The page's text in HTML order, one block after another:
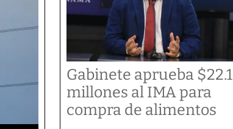
Gabinete aprueba $22.1
millones al IMA para
compra de alimentos